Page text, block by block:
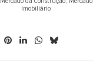
Imobiliário